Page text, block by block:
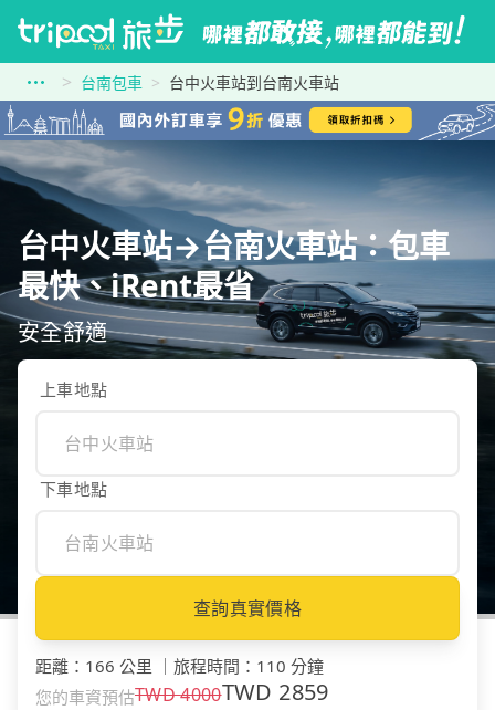
台南包車 台中火車站到台南火車站
台中火車站→台南火車站：包車
最快、iRent最省
安全舒適
上車地點
下車地點
查詢真實價格
距離 ： 166 公里 旅程時間 ： 110 分鐘
您的車資預估TWD4000TWD 2859